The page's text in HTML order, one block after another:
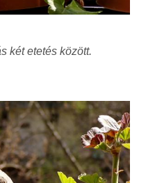
két etetés között.